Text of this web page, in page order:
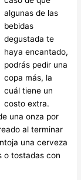
algunas de las
bebidas
degustada te
haya encantado,
podrás pedir una
copa más, la
cuál tiene un
costo extra.
una onza por
al terminar
una cerveza
o tostadas con